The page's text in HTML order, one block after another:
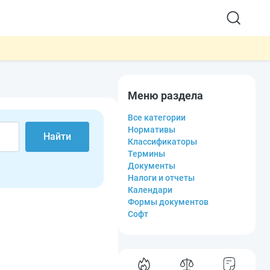
Найти
Меню раздела
Все категории
Нормативы
Классификаторы
Термины
Документы
Налоги и отчеты
Календари
Формы документов
Софт